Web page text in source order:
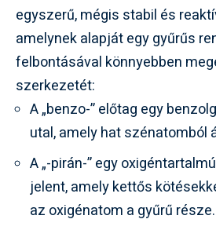
egyszerű, mégis stabil és
amelynek alapját egy gyűrűs
felbontásával könnyebben
szerkezetét:
A „benzo-” előtag egy
utal, amely hat szénatomból
A „-pirán-” egy
jelent, amely kettős
az oxigénatom a gyűrű része.